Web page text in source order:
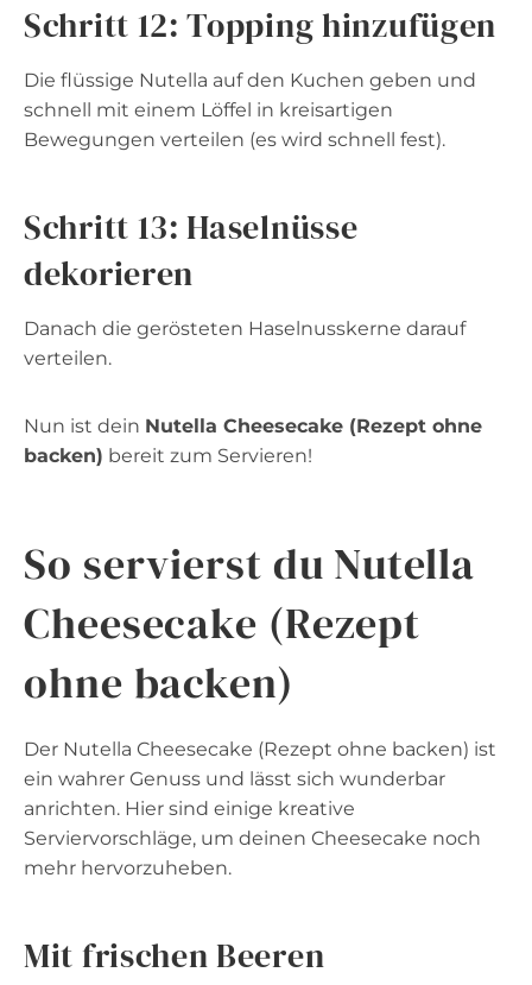
Schritt 12: Topping hinzufügen
Die flüssige Nutella auf den Kuchen geben und
schnell mit einem Löffel in kreisartigen
Bewegungen verteilen (es wird schnell fest).
Schritt 13: Haselnüsse
dekorieren
Danach die gerösteten Haselnusskerne darauf
verteilen.
Nun ist dein Nutella Cheesecake (Rezept ohne
backen) bereit zum Servieren!
So servierst du Nutella
Cheesecake (Rezept
ohne backen)
Der Nutella Cheesecake (Rezept ohne backen) ist
ein wahrer Genuss und lässt sich wunderbar
anrichten. Hier sind einige kreative
Serviervorschläge, um deinen Cheesecake noch
mehr hervorzuheben.
Mit frischen Beeren